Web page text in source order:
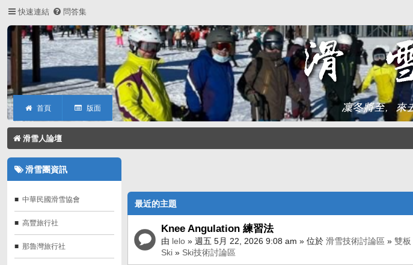
快速連結 問答集
首頁 版面
滑雪人論壇
最近的主題
Knee Angulation 練習法
由 lelo » 週五 5月 22, 2026 9:08 am » 位於 滑雪技術討論區 » 雙板
Ski » Ski技術討論區
滑雪團資訊
中華民國滑雪協會
高豐旅行社
那魯灣旅行社